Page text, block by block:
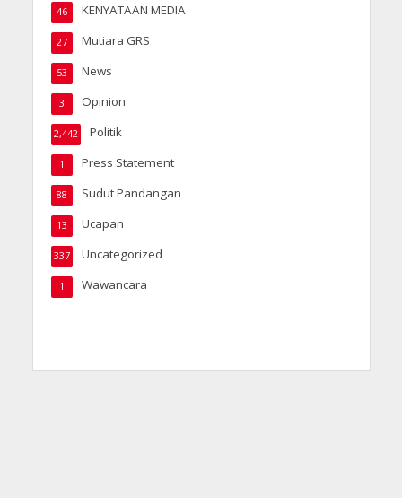
KENYATAAN MEDIA
46
Mutiara GRS
27
News
53
Opinion
3
Politik
2,442
Press Statement
1
Sudut Pandangan
88
Ucapan
13
Uncategorized
337
Wawancara
1